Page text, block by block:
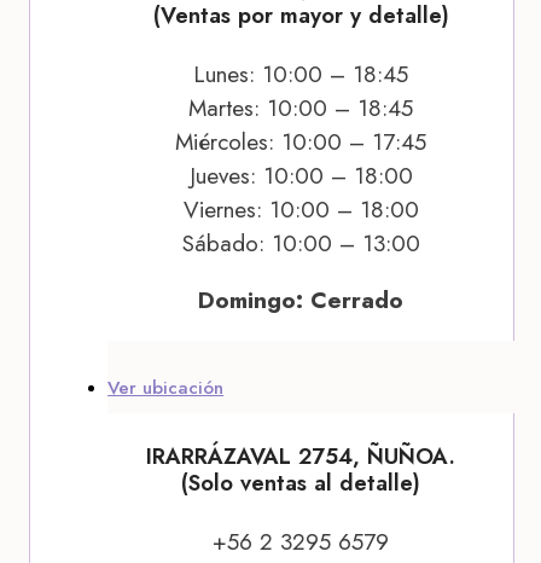
(Ventas por mayor y detalle)
Lunes: 10:00 – 18:45
Martes: 10:00 – 18:45
Miércoles: 10:00 – 17:45
Jueves: 10:00 – 18:00
Viernes: 10:00 – 18:00
Sábado: 10:00 – 13:00
Domingo: Cerrado
Ver ubicación
IRARRÁZAVAL 2754, ÑUÑOA.
(Solo ventas al detalle)
+56 2 3295 6579